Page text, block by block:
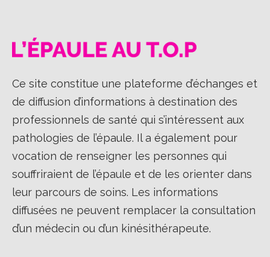
Ce site constitue une plateforme d’échanges et
de diffusion d’informations à destination des
professionnels de santé qui s’intéressent aux
pathologies de l’épaule. Il a également pour
vocation de renseigner les personnes qui
souffriraient de l’épaule et de les orienter dans
leur parcours de soins. Les informations
diffusées ne peuvent remplacer la consultation
d’un médecin ou d’un kinésithérapeute.